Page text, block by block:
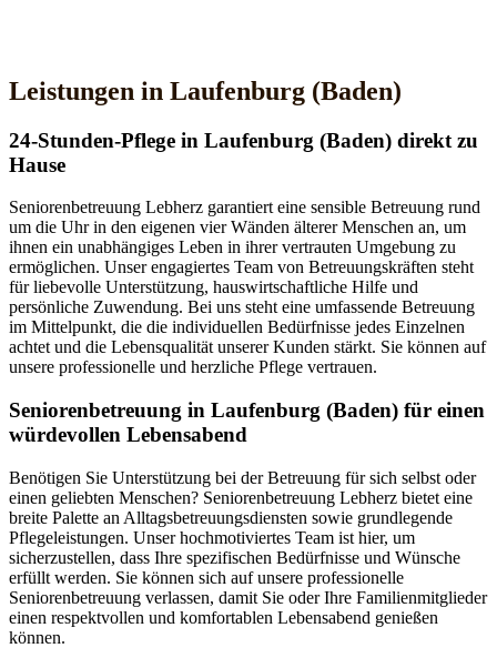
Leistungen in Laufenburg (Baden)
24-Stunden-Pflege in Laufenburg (Baden) direkt zu
Hause
Seniorenbetreuung Lebherz garantiert eine sensible Betreuung rund
um die Uhr in den eigenen vier Wänden älterer Menschen an, um
ihnen ein unabhängiges Leben in ihrer vertrauten Umgebung zu
ermöglichen. Unser engagiertes Team von Betreuungskräften steht
für liebevolle Unterstützung, hauswirtschaftliche Hilfe und
persönliche Zuwendung. Bei uns steht eine umfassende Betreuung
im Mittelpunkt, die die individuellen Bedürfnisse jedes Einzelnen
achtet und die Lebensqualität unserer Kunden stärkt. Sie können auf
unsere professionelle und herzliche Pflege vertrauen.
Senioren­betreuung in Laufenburg (Baden) für einen
würdevollen Lebensabend
Benötigen Sie Unterstützung bei der Betreuung für sich selbst oder
einen geliebten Menschen? Seniorenbetreuung Lebherz bietet eine
breite Palette an Alltagsbetreuungsdiensten sowie grundlegende
Pflegeleistungen. Unser hochmotiviertes Team ist hier, um
sicherzustellen, dass Ihre spezifischen Bedürfnisse und Wünsche
erfüllt werden. Sie können sich auf unsere professionelle
Seniorenbetreuung verlassen, damit Sie oder Ihre Familienmitglieder
einen respektvollen und komfortablen Lebensabend genießen
können.